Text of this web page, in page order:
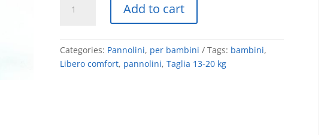
COMFORT
quantity
Add to cart
Categories: Pannolini, per bambini Tags: bambini,
Libero comfort, pannolini, Taglia 13-20 kg